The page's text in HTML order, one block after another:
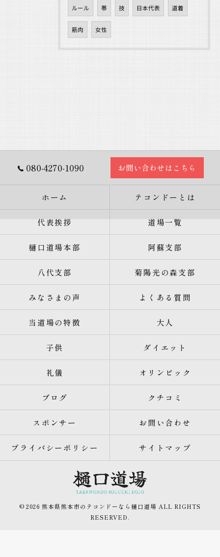
ルール 帯 技 日本代表 道着
筋肉 女性
080-4270-1090 お問い合わせはこちら
ホーム テコンドーとは
代表挨拶 道場一覧
樋口道場本部 阿蘇支部
八代支部 菊陽光の森支部
みなさまの声 よくある質問
当道場の特徴 大人
子供 ダイエット
礼儀 オリンピック
ブログ クチコミ
スポンサー お問い合わせ
プライバシーポリシー サイトマップ
© 2026 熊本県熊本市のテコンドーなら樋口道場 ALL RIGHTS
RESERVED.